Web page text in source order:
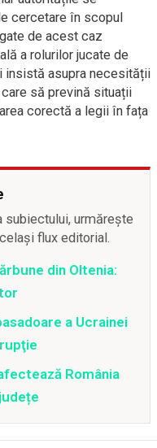
cercetare în scopul
de acest caz
a rolurilor jucate de
insistă asupra necesității
să prevină situații
corectă a legii în fața
subiectului, urmărește
flux editorial.
din Oltenia:
a Ucrainei
România